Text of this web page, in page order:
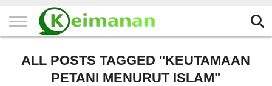
ALL POSTS TAGGED "KEUTAMAAN
PETANI MENURUT ISLAM"